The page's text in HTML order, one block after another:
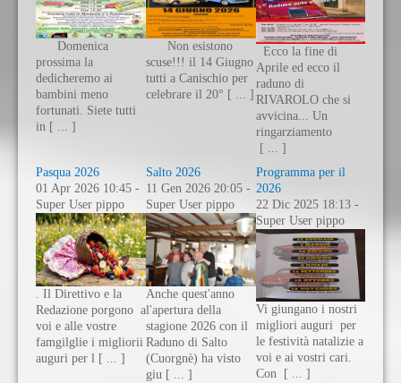
Domenica
prossima la
dedicheremo ai
bambini meno
fortunati. Siete tutti
in [ ... ]
Non esistono
scuse!!! il 14 Giugno
tutti a Canischio per
celebrare il 20° [ ... ]
Ecco la fine di
Aprile ed ecco il
raduno di
RIVAROLO che si
avvicina... Un
ringarziamento
[ ... ]
Pasqua 2026
01 Apr 2026 10:45 -
Super User pippo
. Il Direttivo e la
Redazione porgono a
voi e alle vostre
famgilglie i migliorii
auguri per l [ ... ]
Salto 2026
11 Gen 2026 20:05 -
Super User pippo
Anche quest'anno
l'apertura della
stagione 2026 con il
Raduno di Salto
(Cuorgnè) ha visto
giu [ ... ]
Programma per il
2026
22 Dic 2025 18:13 -
Super User pippo
Vi giungano i nostri
migliori auguri per
le festività natalizie a
voi e ai vostri cari.
Con [ ... ]